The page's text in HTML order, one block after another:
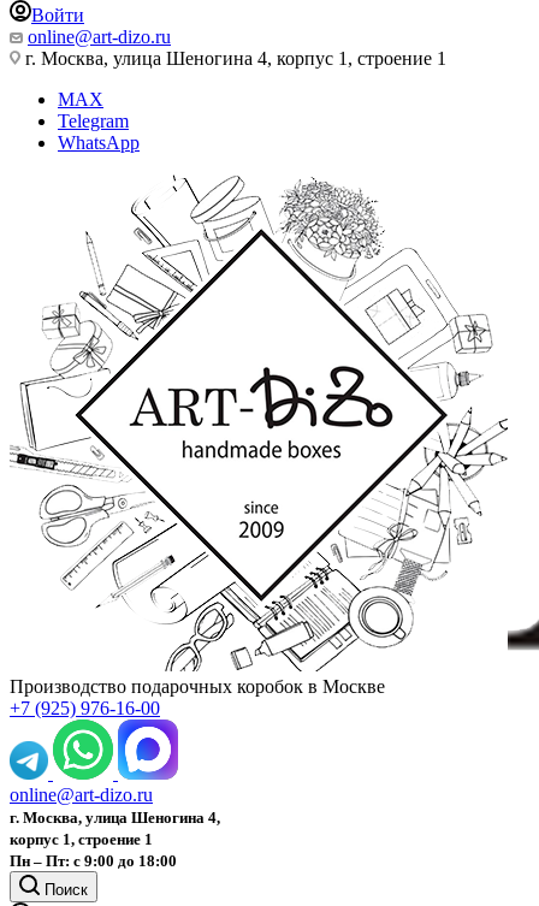
Войти
online@art-dizo.ru
г. Москва, улица Шеногина 4, корпус 1, строение 1
MAX
Telegram
WhatsApp
Производство подарочных коробок в Москве
+7 (925) 976-16-00
online@art-dizo.ru
г. Москва, улица Шеногина 4,
корпус 1, строение 1
Пн – Пт: с 9:00 до 18:00
Поиск